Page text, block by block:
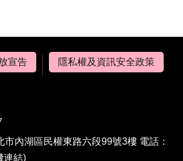
宣告
隱私權及資訊安全政策
內湖區民權東路六段99號3樓 電話：
連結)